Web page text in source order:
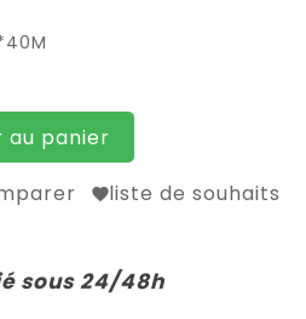
au panier
liste de souhaits
sous 24/48h